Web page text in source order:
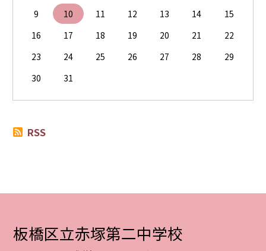
9
10 11 12 13 14
15
16
17 18 19 20 21
22
23
24 25 26 27 28
29
30
31
RSS
板橋区立赤塚第二中学校